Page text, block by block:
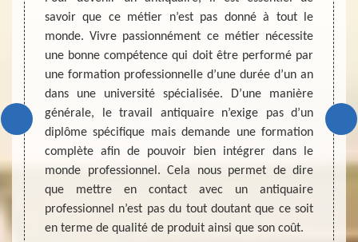
soit
Mais
que
de
de
de
de
savoir que ce métier n’est pas donné à tout le
monde. Vivre passionnément ce métier nécessite
une bonne compétence qui doit être performé par
une formation professionnelle d’une durée d’un an
dans une université spécialisée. D’une manière
générale, le travail antiquaire n’exige pas d’un
diplôme spécifique mais demande une formation
complète afin de pouvoir bien intégrer dans le
monde professionnel. Cela nous permet de dire
que mettre en contact avec un antiquaire
professionnel n’est pas du tout doutant que ce soit
en terme de qualité de produit ainsi que son coût.
à MD
est
vous